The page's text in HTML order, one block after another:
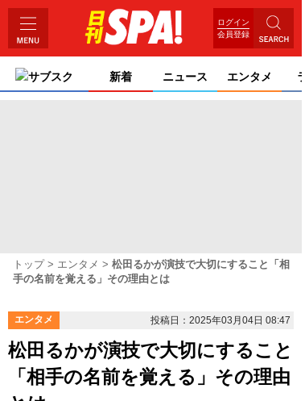
ログイン
会員登録
サブスク 新着 ニュース エンタメ
トップ エンタメ
松田るかが演技で大切にすること「相
手の名前を覚える」その理由とは
エンタメ 投稿日：2025年03月04日 08:47
松田るかが演技で大切にすること
「相手の名前を覚える」その理由